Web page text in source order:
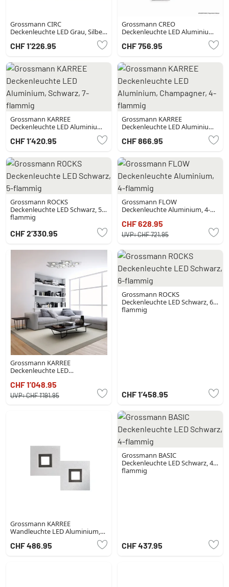
Grossmann CIRC
Deckenleuchte LED Grau, Silber,
CHF 1’226.95
Grossmann CREO
Deckenleuchte LED Aluminium,
CHF 756.95
Grossmann KARREE
Deckenleuchte LED Aluminium,
CHF 1’420.95
Grossmann KARREE
Deckenleuchte LED Aluminium,
CHF 866.95
Grossmann ROCKS
Deckenleuchte LED Schwarz, 5-
flammig
CHF 2’330.95
Grossmann FLOW
Deckenleuchte Aluminium, 4-
CHF 628.95
UVP:CHF 721.95
Grossmann KARREE
Deckenleuchte LED
CHF 1’048.95
UVP:CHF 1’191.95
Grossmann ROCKS
Deckenleuchte LED Schwarz, 6-
flammig
CHF 1’458.95
Grossmann KARREE
Wandleuchte LED Aluminium,
CHF 486.95
Grossmann BASIC
Deckenleuchte LED Schwarz, 4-
flammig
CHF 437.95